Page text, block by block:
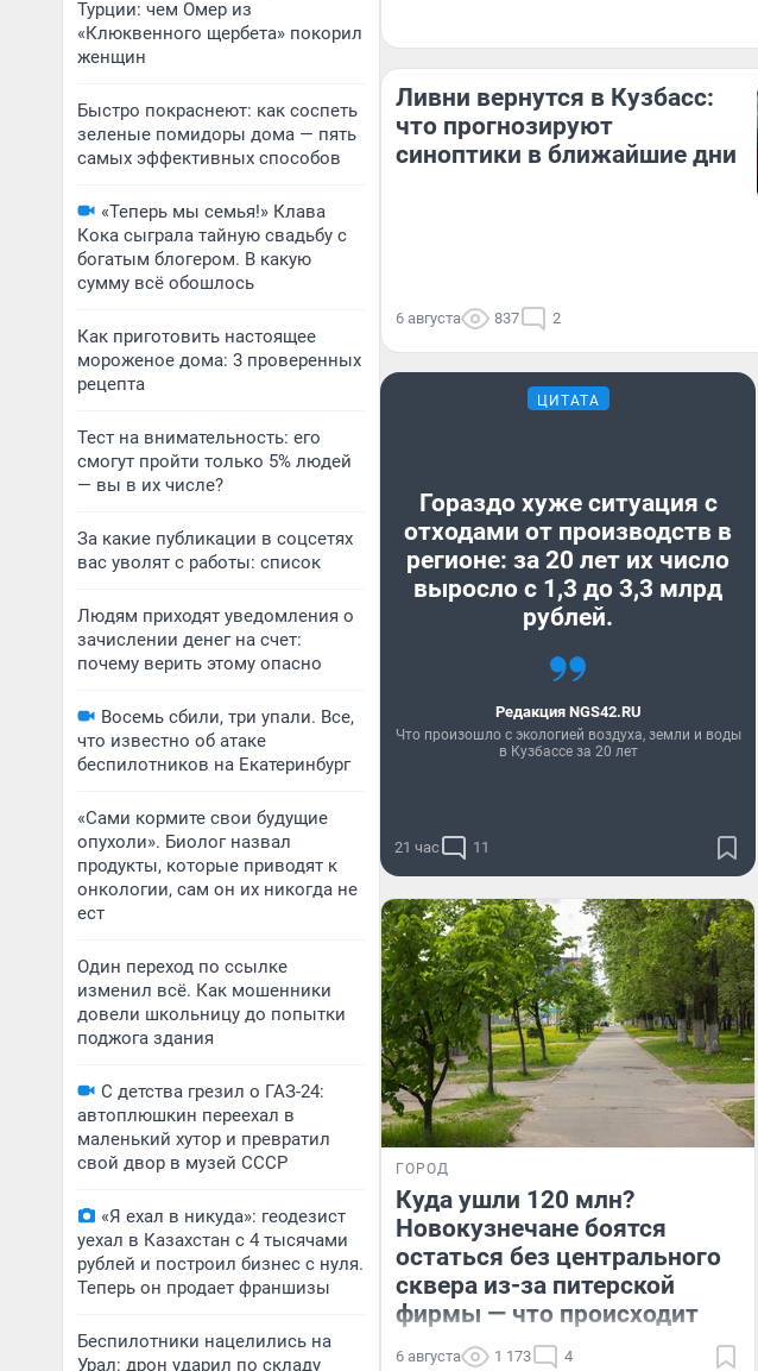
Турции: чем Омер из
«Клюквенного щербета» покорил
женщин
Быстро покраснеют: как соспеть
зеленые помидоры дома — пять
самых эффективных способов
«Теперь мы семья!» Клава
Кока сыграла тайную свадьбу с
богатым блогером. В какую
сумму всё обошлось
Как приготовить настоящее
мороженое дома: 3 проверенных
рецепта
Тест на внимательность: его
смогут пройти только 5% людей
— вы в их числе?
За какие публикации в соцсетях
вас уволят с работы: список
Людям приходят уведомления о
зачислении денег на счет:
почему верить этому опасно
Восемь сбили, три упали. Все,
что известно об атаке
беспилотников на Екатеринбург
«Сами кормите свои будущие
опухоли». Биолог назвал
продукты, которые приводят к
онкологии, сам он их никогда не
ест
Один переход по ссылке
изменил всё. Как мошенники
довели школьницу до попытки
поджога здания
С детства грезил о ГАЗ-24:
автоплюшкин переехал в
маленький хутор и превратил
свой двор в музей СССР
«Я ехал в никуда»: геодезист
уехал в Казахстан с 4 тысячами
рублей и построил бизнес с нуля.
Теперь он продает франшизы
Беспилотники нацелились на
Урал: дрон ударил по складу
Ливни вернутся в Кузбасс:
что прогнозируют
синоптики в ближайшие дни
6 августа 837 2
ЦИТАТА
Гораздо хуже ситуация с
отходами от производств в
регионе: за 20 лет их число
выросло с 1,3 до 3,3 млрд
рублей.
Редакция NGS42.RU
Что произошло с экологией воздуха, земли и воды
в Кузбассе за 20 лет
21 час 11
ГОРОД
Куда ушли 120 млн?
Новокузнечане боятся
остаться без центрального
сквера из-за питерской
фирмы — что происходит
6 августа 1 173 4